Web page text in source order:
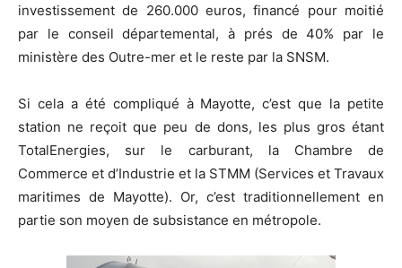
investissement de 260.000 euros, financé pour moitié
par le conseil départemental, à prés de 40% par le
ministère des Outre-mer et le reste par la SNSM.
Si cela a été compliqué à Mayotte, c’est que la petite
station ne reçoit que peu de dons, les plus gros étant
TotalEnergies, sur le carburant, la Chambre de
Commerce et d’Industrie et la STMM (Services et Travaux
maritimes de Mayotte). Or, c’est traditionnellement en
partie son moyen de subsistance en métropole.